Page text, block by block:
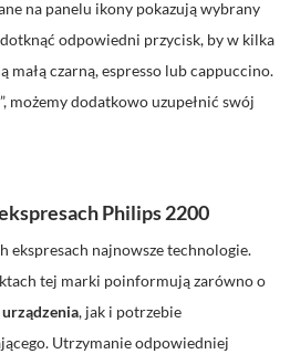
na panelu ikony pokazują wybrany
odpowiedni przycisk, by w kilka
czarną, espresso lub cappuccino.
”, możemy dodatkowo uzupełnić swój
Philips 2200
ekspresach najnowsze technologie.
tej marki poinformują zarówno o
, jak i potrzebie
Utrzymanie odpowiedniej